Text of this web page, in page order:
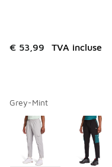
€ 53,99 TVA incluse
Grey-Mint
Page 1 sur 1 affichant
Merci de sélectionner